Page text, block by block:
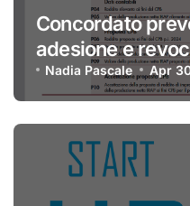
Concordato
adesione e
Nadia Pascale Apr